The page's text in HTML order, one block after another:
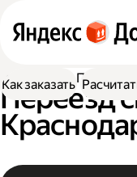
Доставка Переезд
Переезд
Как заказать